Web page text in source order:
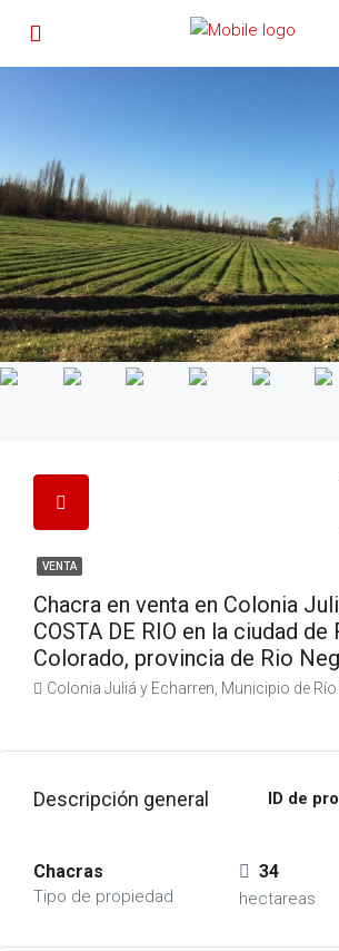
VENTA
Chacra en venta en Colonia
COSTA DE RIO en la ciudad de
Colorado, provincia de Rio
Colonia Juliá y Echarren, Municipio de Río Colorado, Departamento Pichi
Descripción general ID de
Chacras
Tipo de propiedad
34
hectareas